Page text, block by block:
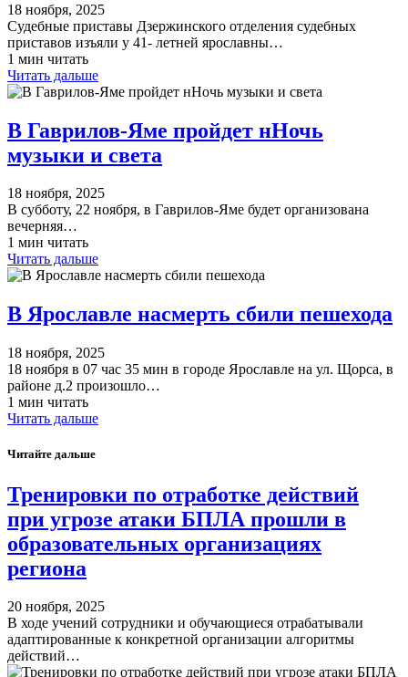
18 ноября, 2025
Судебные приставы Дзержинского отделения судебных
приставов изъяли у 41- летней ярославны…
1 мин читать
Читать дальше
В Гаврилов-Яме пройдет нНочь
музыки и света
18 ноября, 2025
В субботу, 22 ноября, в Гаврилов-Яме будет организована
вечерняя…
1 мин читать
Читать дальше
В Ярославле насмерть сбили пешехода
18 ноября, 2025
18 ноября в 07 час 35 мин в городе Ярославле на ул. Щорса, в
районе д.2 произошло…
1 мин читать
Читать дальше
Читайте дальше
​Тренировки по отработке действий
при угрозе атаки БПЛА прошли в
образовательных организациях
региона
20 ноября, 2025
В ходе учений сотрудники и обучающиеся отрабатывали
адаптированные к конкретной организации алгоритмы
действий…